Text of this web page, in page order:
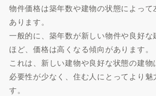
物件価格は築年数や建物の状態によっ
あります。
一般的に、築年数が新しい物件や良好な
ほど、価格は高くなる傾向があります。
これは、新しい建物や良好な状態の建
必要性が少なく、住む人にとってより
す。